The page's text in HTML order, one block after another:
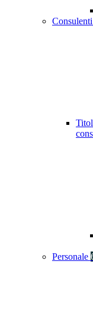
Personale